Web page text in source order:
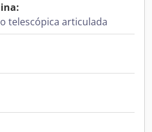
telescópica articulada